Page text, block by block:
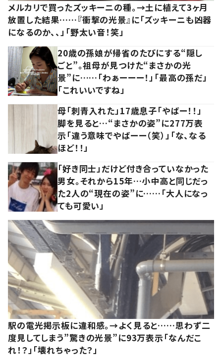
メルカリで買ったズッキーニの種。→土に植えて3ヶ月
放置した結果……『衝撃の光景』に「ズッキーニも凶器
になるのか、、」「野太い音！笑」
20歳の孫娘が帰省のたびにする“隠し
ごと”。祖母が見つけた“まさかの光
景”に……「わぁーーー！」「最高の孫だ」
「これいいですね」
母「刺青入れた」17歳息子「やばー！！」
脚を見ると…“まさかの姿”に277万表
示「違う意味でやばーー（笑）」「な、なる
ほど！！」
「好き同士」だけど付き合っていなかった
男女。それから15年…小中高と同じだっ
た2人の“現在の姿”に……「大人になっ
ても可愛い」
駅の電光掲示板に違和感。→よく見ると……思わず二
度見してしまう”驚きの光景”に93万表示「なんだこ
れ！？」「壊れちゃった？」